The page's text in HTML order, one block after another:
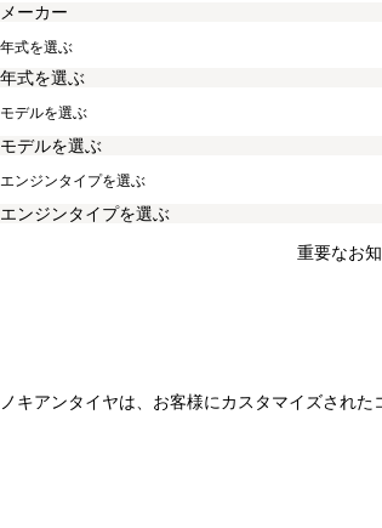
年式を選ぶ
モデルを選ぶ
エンジンタイプを選ぶ
重要なお
ノキアンタイヤは、お客様にカスタマイズされ